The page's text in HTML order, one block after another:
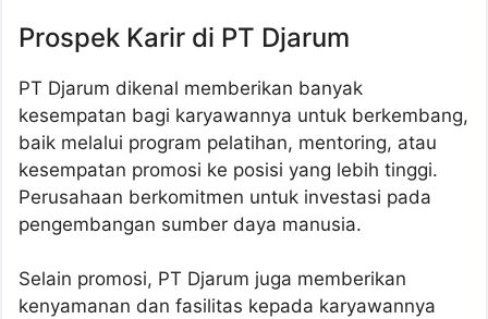
Prospek Karir di PT Djarum
PT Djarum dikenal memberikan banyak
kesempatan bagi karyawannya untuk berkembang,
baik melalui program pelatihan, mentoring, atau
kesempatan promosi ke posisi yang lebih tinggi.
Perusahaan berkomitmen untuk investasi pada
pengembangan sumber daya manusia.
Selain promosi, PT Djarum juga memberikan
kenyamanan dan fasilitas kepada karyawannya